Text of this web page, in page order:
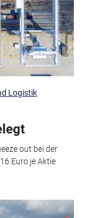
Logistik
out bei der
Euro je Aktie